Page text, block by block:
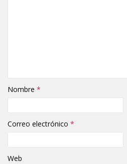
Nombre *
Correo electrónico *
Web